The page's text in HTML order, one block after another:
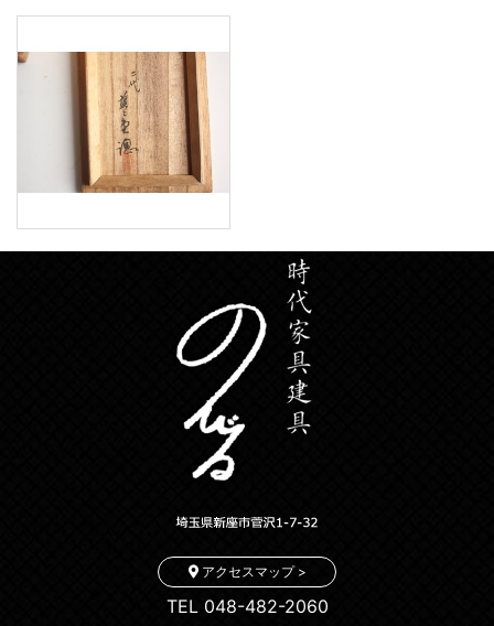
アクセスマップ >
TEL 048-482-2060